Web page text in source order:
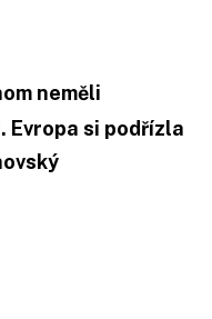
neměli
si podřízla